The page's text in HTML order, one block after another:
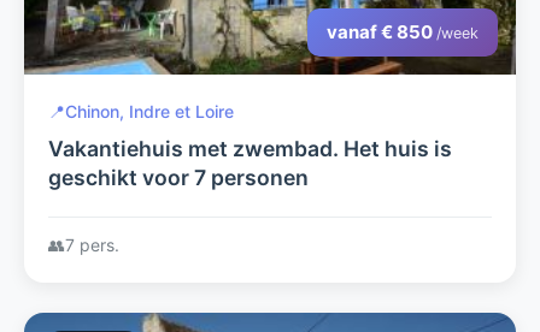
vanaf € 850 /week
📍Chinon, Indre et Loire
Vakantiehuis met zwembad. Het huis is
geschikt voor 7 personen
👥7 pers.